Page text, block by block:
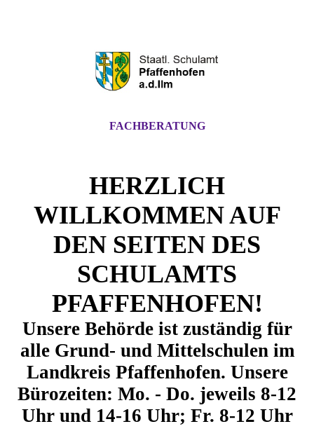
FACHBERATUNG
HERZLICH
WILLKOMMEN AUF
DEN SEITEN DES
SCHULAMTS
PFAFFENHOFEN!
Unsere Behörde ist zuständig für
alle Grund- und Mittelschulen im
Landkreis Pfaffenhofen. Unsere
Bürozeiten: Mo. - Do. jeweils 8-12
Uhr und 14-16 Uhr; Fr. 8-12 Uhr